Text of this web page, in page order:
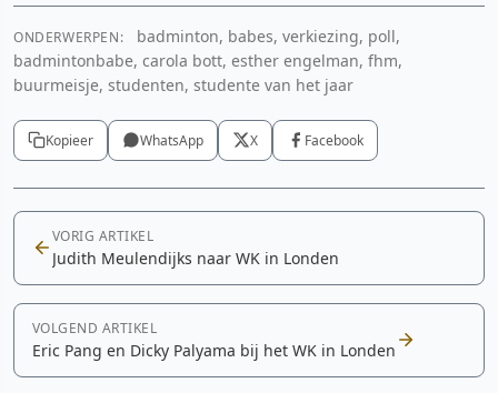
ONDERWERPEN:
badminton, babes, verkiezing, poll,
badmintonbabe, carola bott, esther engelman, fhm,
buurmeisje, studenten, studente van het jaar
Kopieer WhatsApp X Facebook
VORIG ARTIKEL
Judith Meulendijks naar WK in Londen
VOLGEND ARTIKEL
Eric Pang en Dicky Palyama bij het WK in Londen